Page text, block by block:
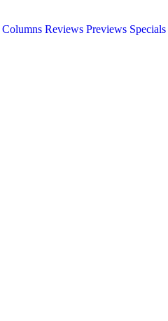
Columns Reviews Previews Specials